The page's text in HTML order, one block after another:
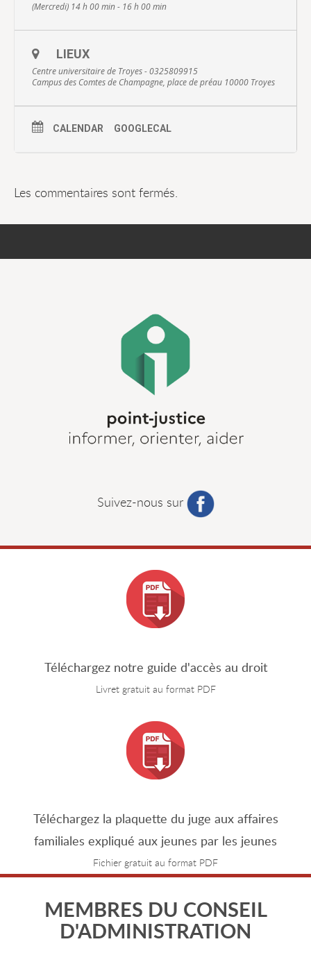
(Mercredi) 14 h 00 min - 16 h 00 min
LIEUX
Centre universitaire de Troyes - 0325809915
Campus des Comtes de Champagne, place de préau 10000 Troyes
CALENDAR GOOGLECAL
Les commentaires sont fermés.
Suivez-nous sur
Téléchargez notre guide d'accès au droit
Livret gratuit au format PDF
Téléchargez la plaquette du juge aux affaires
familiales expliqué aux jeunes par les jeunes
Fichier gratuit au format PDF
MEMBRES DU CONSEIL
D'ADMINISTRATION